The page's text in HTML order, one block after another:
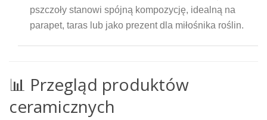
pszczoły stanowi spójną kompozycję, idealną na
parapet, taras lub jako prezent dla miłośnika roślin.
📊 Przegląd produktów
ceramicznych